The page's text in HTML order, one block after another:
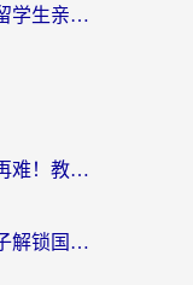
怎么在海外看哔哩哔哩动漫？留学生亲测有效的回国加速方案
海外党必看：在线翻墙回国不再难！教你选对加速器无缝刷国内资源
云极和六毫秒好用吗？海外游子解锁国内资源的真实答案